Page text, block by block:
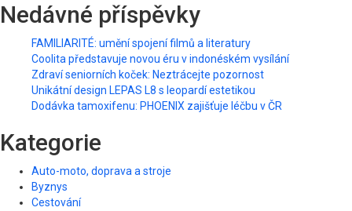
Nedávné příspěvky
FAMILIARITÉ: umění spojení filmů a literatury
Coolita představuje novou éru v indonéském vysílání
Zdraví seniorních koček: Neztrácejte pozornost
Unikátní design LEPAS L8 s leopardí estetikou
Dodávka tamoxifenu: PHOENIX zajišťuje léčbu v ČR
Kategorie
Auto-moto, doprava a stroje
Byznys
Cestování